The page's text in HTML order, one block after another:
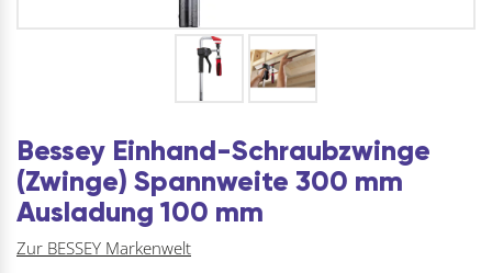
Bessey Einhand-Schraubzwinge
(Zwinge) Spannweite 300 mm
Ausladung 100 mm
Zur BESSEY Markenwelt